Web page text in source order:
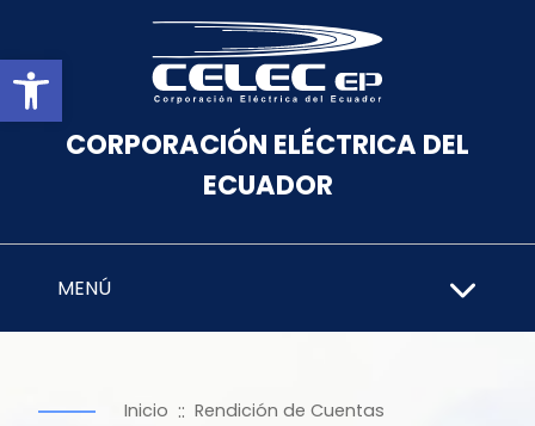
Abrir barra de herramientas
CORPORACIÓN ELÉCTRICA DEL
ECUADOR
MENÚ
Inicio :: Rendición de Cuentas